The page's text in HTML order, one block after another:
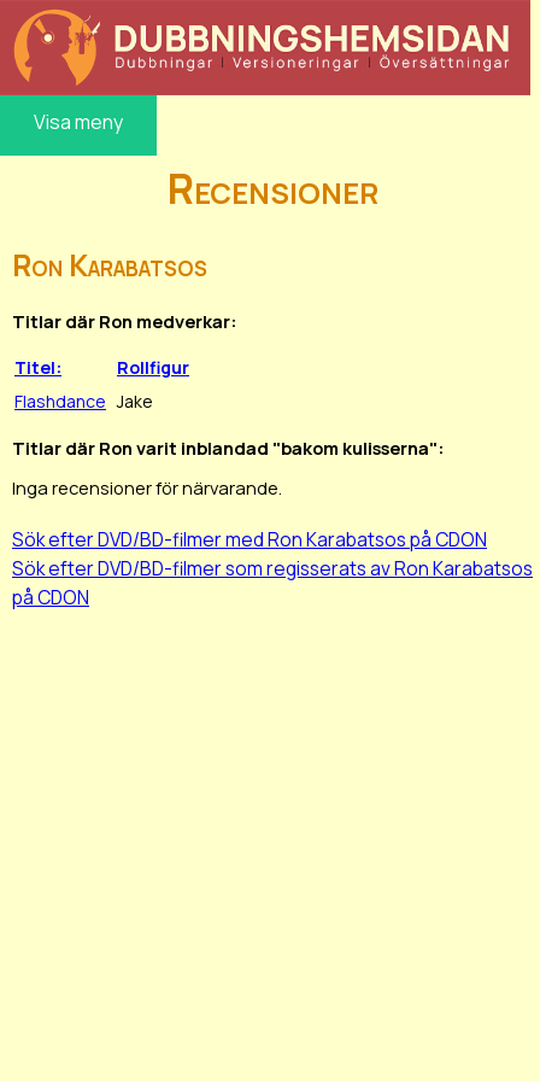
Visa meny
Recensioner
Ron Karabatsos
Titlar där Ron medverkar:
Titel:
Rollfigur
Flashdance Jake
Titlar där Ron varit inblandad "bakom kulisserna":
Inga recensioner för närvarande.
Sök efter DVD/BD-filmer med Ron Karabatsos på CDON
Sök efter DVD/BD-filmer som regisserats av Ron Karabatsos
på CDON